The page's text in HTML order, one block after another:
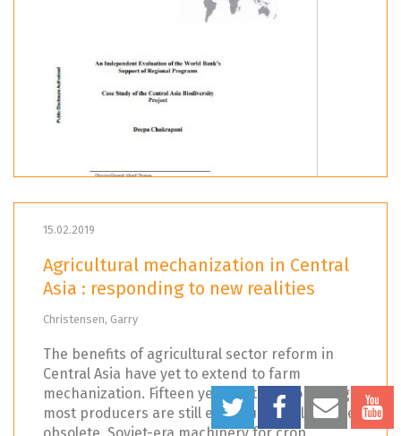
15.02.2019
Agricultural mechanization in Central
Asia : responding to new realities
Christensen, Garry
The benefits of agricultural sector reform in
Central Asia have yet to extend to farm
mechanization. Fifteen years after reform began,
most producers are still either using dilapidated,
obsolete, Soviet-era machinery for crop